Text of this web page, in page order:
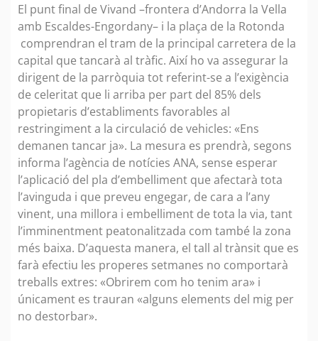
El punt final de Vivand –frontera d’Andorra la Vella
amb Escaldes-Engordany– i la plaça de la Rotonda
comprendran el tram de la principal carretera de la
capital que tancarà al tràfic. Així ho va assegurar la
dirigent de la parròquia tot referint-se a l’exigència
de celeritat que li arriba per part del 85% dels
propietaris d’establiments favorables al
restringiment a la circulació de vehicles: «Ens
demanen tancar ja». La mesura es prendrà, segons
informa l’agència de notícies ANA, sense esperar
l’aplicació del pla d’embelliment que afectarà tota
l’avinguda i que preveu engegar, de cara a l’any
vinent, una millora i embelliment de tota la via, tant
l’imminentment peatonalitzada com també la zona
més baixa. D’aquesta manera, el tall al trànsit que es
farà efectiu les properes setmanes no comportarà
treballs extres: «Obrirem com ho tenim ara» i
únicament es trauran «alguns elements del mig per
no destorbar».